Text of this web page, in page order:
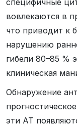
вовлекаются в
что приводит к
нарушению
гибели 80–85 %
клиническая
Обнаружение
эти АТ